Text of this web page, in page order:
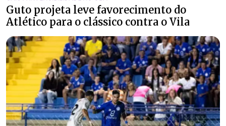
Guto projeta leve favorecimento do
Atlético para o clássico contra o Vila